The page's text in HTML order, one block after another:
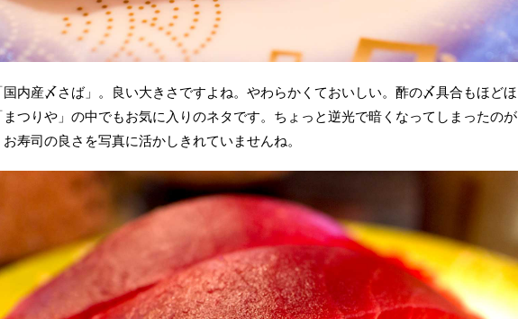
内産〆さば」。良い大きさですよね。やわらかくておいしい。酢の〆具合もほどほ
まつりや」の中でもお気に入りのネタです。ちょっと逆光で暗くなってしまったのが
寿司の良さを写真に活かしきれていませんね。